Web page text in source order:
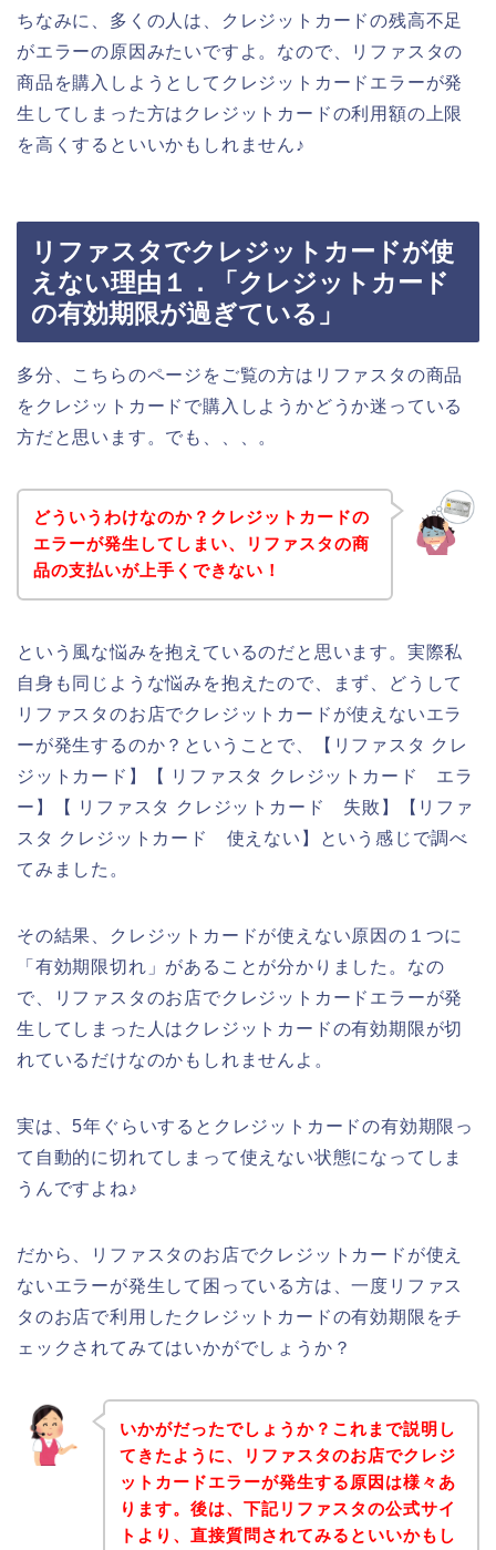
ちなみに、多くの人は、クレジットカードの残高不足
がエラーの原因みたいですよ。なので、リファスタの
商品を購入しようとしてクレジットカードエラーが発
生してしまった方はクレジットカードの利用額の上限
を高くするといいかもしれません♪
リファスタでクレジットカードが使
えない理由１．「クレジットカード
の有効期限が過ぎている」
多分、こちらのページをご覧の方はリファスタの商品
をクレジットカードで購入しようかどうか迷っている
方だと思います。でも、、、。
どういうわけなのか？クレジットカードの
エラーが発生してしまい、リファスタの商
品の支払いが上手くできない！
という風な悩みを抱えているのだと思います。実際私
自身も同じような悩みを抱えたので、まず、どうして
リファスタのお店でクレジットカードが使えないエラ
ーが発生するのか？ということで、【リファスタ クレ
ジットカード】【 リファスタ クレジットカード エラ
ー】【 リファスタ クレジットカード 失敗】【リファ
スタ クレジットカード 使えない】という感じで調べ
てみました。
その結果、クレジットカードが使えない原因の１つに
「有効期限切れ」があることが分かりました。なの
で、リファスタのお店でクレジットカードエラーが発
生してしまった人はクレジットカードの有効期限が切
れているだけなのかもしれませんよ。
実は、5年ぐらいするとクレジットカードの有効期限っ
て自動的に切れてしまって使えない状態になってしま
うんですよね♪
だから、リファスタのお店でクレジットカードが使え
ないエラーが発生して困っている方は、一度リファス
タのお店で利用したクレジットカードの有効期限をチ
ェックされてみてはいかがでしょうか？
いかがだったでしょうか？これまで説明し
てきたように、リファスタのお店でクレジ
ットカードエラーが発生する原因は様々あ
ります。後は、下記リファスタの公式サイ
トより、直接質問されてみるといいかもし